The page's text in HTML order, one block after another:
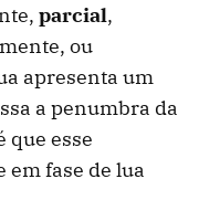
parcial,
ou
apresenta um
a penumbra da
que esse
fase de lua